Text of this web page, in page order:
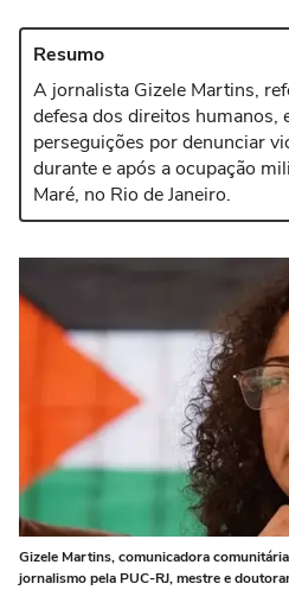
Resumo
A jornalista Gizele Martins,
defesa dos direitos humanos,
perseguições por denunciar
durante e após a ocupação
Maré, no Rio de Janeiro.
Gizele Martins, comunicadora
jornalismo pela PUC-RJ, mestre e